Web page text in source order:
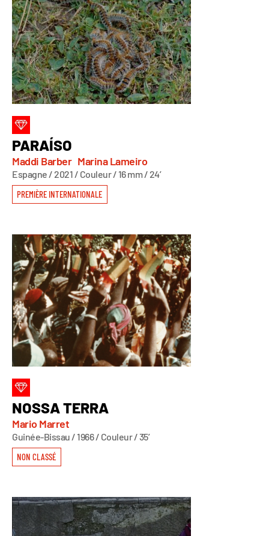
PARAÍSO
Maddi Barber Marina Lameiro
Espagne / 2021 / Couleur / 16 mm / 24’
PREMIÈRE INTERNATIONALE
NOSSA TERRA
Mario Marret
Guinée-Bissau / 1966 / Couleur / 35’
NON CLASSÉ